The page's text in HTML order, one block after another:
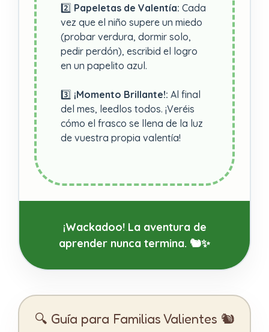
2️⃣ Papeletas de Valentía: Cada
vez que el niño supere un miedo
(probar verdura, dormir solo,
pedir perdón), escribid el logro
en un papelito azul.
3️⃣ ¡Momento Brillante!: Al final
del mes, leedlos todos. ¡Veréis
cómo el frasco se llena de la luz
de vuestra propia valentía!
¡Wackadoo! La aventura de
aprender nunca termina. 🐿️✨
🔍 Guía para Familias Valientes 🐿️